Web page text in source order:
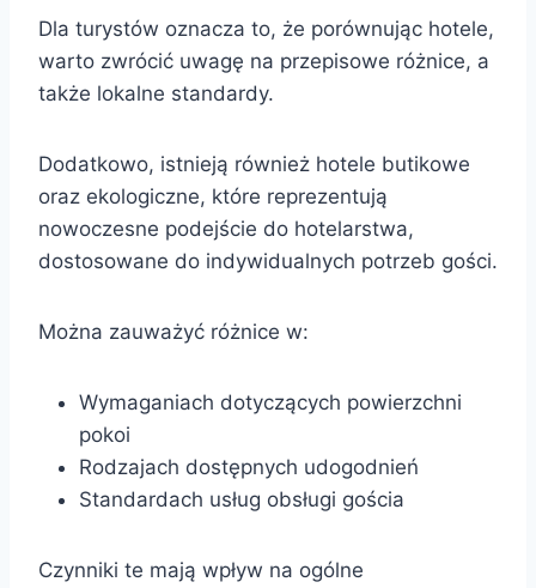
Dla turystów oznacza to, że porównując hotele,
warto zwrócić uwagę na przepisowe różnice, a
także lokalne standardy.
Dodatkowo, istnieją również hotele butikowe
oraz ekologiczne, które reprezentują
nowoczesne podejście do hotelarstwa,
dostosowane do indywidualnych potrzeb gości.
Można zauważyć różnice w:
Wymaganiach dotyczących powierzchni
pokoi
Rodzajach dostępnych udogodnień
Standardach usług obsługi gościa
Czynniki te mają wpływ na ogólne